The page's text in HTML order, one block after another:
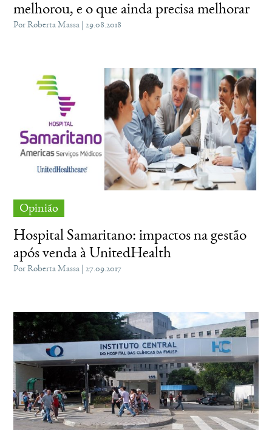
melhorou, e o que ainda precisa melhorar
Por Roberta Massa | 29.08.2018
Opinião
Hospital Samaritano: impactos na gestão
após venda à UnitedHealth
Por Roberta Massa | 27.09.2017